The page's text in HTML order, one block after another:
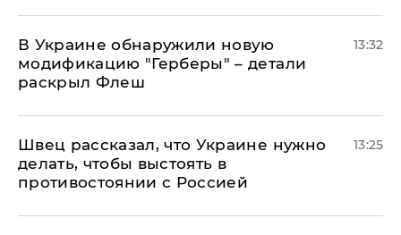
В Украине обнаружили новую
модификацию "Герберы" – детали
раскрыл Флеш
13:32
Швец рассказал, что Украине нужно
делать, чтобы выстоять в
противостоянии с Россией
13:25